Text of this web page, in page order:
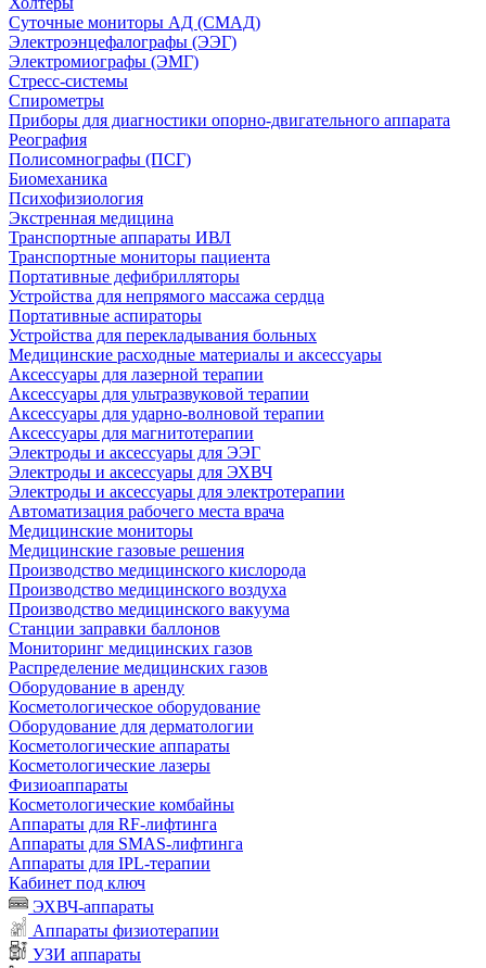
Суточные мониторы АД (СМАД)
Электроэнцефалографы (ЭЭГ)
Электромиографы (ЭМГ)
Стресс-системы
Спирометры
Приборы для диагностики опорно-двигательного аппарата
Реография
Полисомнографы (ПСГ)
Биомеханика
Психофизиология
Экстренная медицина
Транспортные аппараты ИВЛ
Транспортные мониторы пациента
Портативные дефибрилляторы
Устройства для непрямого массажа сердца
Портативные аспираторы
Устройства для перекладывания больных
Медицинские расходные материалы и аксессуары
Аксессуары для лазерной терапии
Аксессуары для ультразвуковой терапии
Аксессуары для ударно-волновой терапии
Аксессуары для магнитотерапии
Электроды и аксессуары для ЭЭГ
Электроды и аксессуары для ЭХВЧ
Электроды и аксессуары для электротерапии
Автоматизация рабочего места врача
Медицинские мониторы
Медицинские газовые решения
Производство медицинского кислорода
Производство медицинского воздуха
Производство медицинского вакуума
Станции заправки баллонов
Мониторинг медицинских газов
Распределение медицинских газов
Оборудование в аренду
Косметологическое оборудование
Оборудование для дерматологии
Косметологические аппараты
Косметологические лазеры
Физиоаппараты
Косметологические комбайны
Аппараты для RF-лифтинга
Аппараты для SMAS-лифтинга
Аппараты для IPL-терапии
Кабинет под ключ
ЭХВЧ-аппараты
Аппараты физиотерапии
УЗИ аппараты